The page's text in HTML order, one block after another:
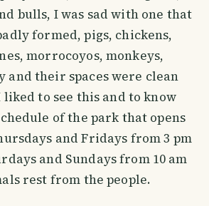
bulls, I was sad with one that
formed, pigs, chickens,
morrocoyos, monkeys,
and their spaces were clean
to see this and to know
of the park that opens
and Fridays from 3 pm
and Sundays from 10 am
rest from the people.